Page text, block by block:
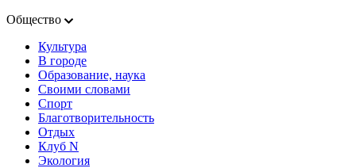
Общество
Культура
В городе
Образование, наука
Своими словами
Спорт
Благотворительность
Отдых
Клуб N
Экология